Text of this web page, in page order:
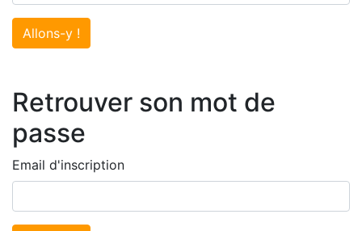
Allons-y !
Retrouver son mot de
passe
Email d'inscription